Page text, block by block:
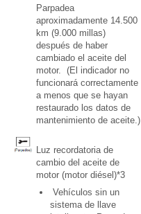
Parpadea
aproximadamente 14.500
km (9.000 millas)
después de haber
cambiado el aceite del
motor. (El indicador no
funcionará correctamente
a menos que se hayan
restaurado los datos de
mantenimiento de aceite.)
Luz recordatoria de
cambio del aceite de
motor (motor diésel)*3
Vehículos sin un
sistema de llave